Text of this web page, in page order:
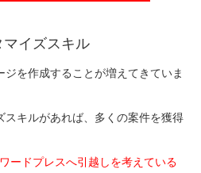
マイズスキル
ジを作成することが増えてきていま
スキルがあれば、多くの案件を獲得
ードプレスへ引越しを考えている